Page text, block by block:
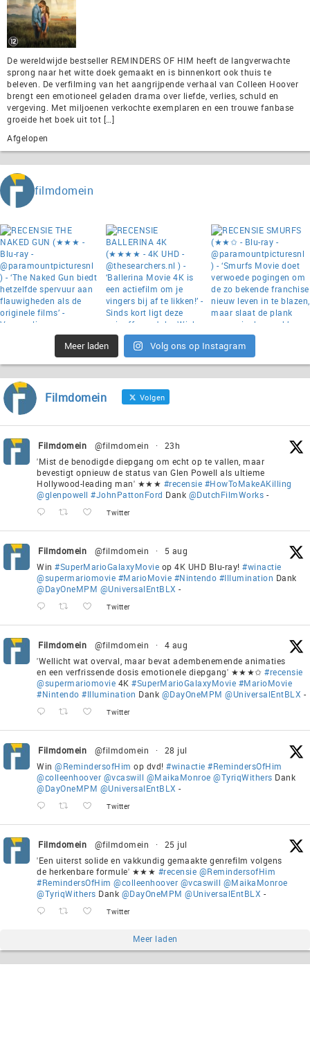
De wereldwijde bestseller REMINDERS OF HIM heeft de langverwachte
sprong naar het witte doek gemaakt en is binnenkort ook thuis te
beleven. De verfilming van het aangrijpende verhaal van Colleen Hoover
brengt een emotioneel geladen drama over liefde, verlies, schuld en
vergeving. Met miljoenen verkochte exemplaren en een trouwe fanbase
groeide het boek uit tot […]
Afgelopen
filmdomein
Meer laden Volg ons op Instagram
Filmdomein Volgen
Filmdomein @filmdomein ·
23h
'Mist de benodigde diepgang om echt op te vallen, maar
bevestigt opnieuw de status van Glen Powell als ultieme
Hollywood-leading man' ★★★ #recensie #HowToMakeAKilling
@glenpowell #JohnPattonFord Dank @DutchFilmWorks -
Twitter
Filmdomein @filmdomein ·
5 aug
Win #SuperMarioGalaxyMovie op 4K UHD Blu-ray! #winactie
@supermariomovie #MarioMovie #Nintendo #Illumination Dank
@DayOneMPM @UniversalEntBLX -
Twitter
Filmdomein @filmdomein ·
4 aug
'Wellicht wat overval, maar bevat adembenemende animaties
en een verfrissende dosis emotionele diepgang' ★★★✩ #recensie
@supermariomovie 4K #SuperMarioGalaxyMovie #MarioMovie
#Nintendo #Illumination Dank @DayOneMPM @UniversalEntBLX -
Twitter
Filmdomein @filmdomein ·
28 jul
Win @RemindersofHim op dvd! #winactie #RemindersOfHim
@colleenhoover @vcaswill @MaikaMonroe @TyriqWithers Dank
@DayOneMPM @UniversalEntBLX -
Twitter
Filmdomein @filmdomein ·
25 jul
'Een uiterst solide en vakkundig gemaakte genrefilm volgens
de herkenbare formule' ★★★ #recensie @RemindersofHim
#RemindersOfHim @colleenhoover @vcaswill @MaikaMonroe
@TyriqWithers Dank @DayOneMPM @UniversalEntBLX -
Twitter
Meer laden